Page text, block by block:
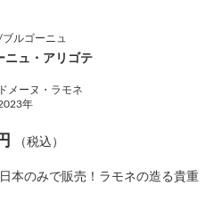
ルゴーニュ
ニュ・アリゴテ
ドメーヌ・ラモネ
年
（税込）
本のみで販売！ラモネの造る貴重